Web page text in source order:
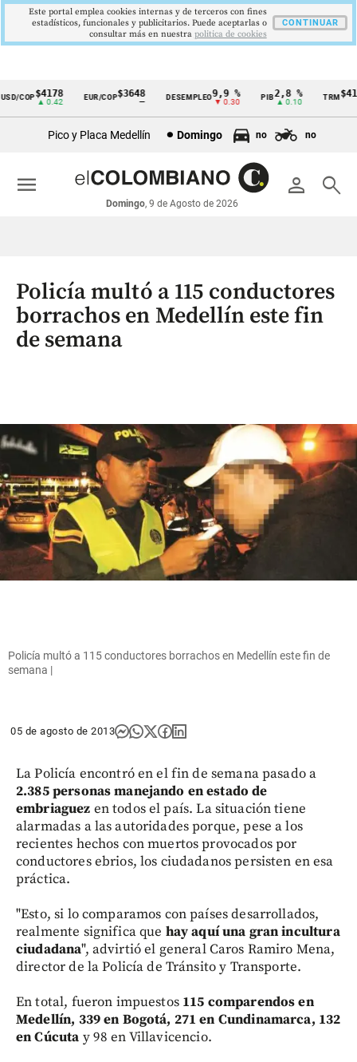
Cintillo
económicos
Colombia
COP$4178
▲ 0.42
EUR/COP$3648 DESEMPLEO9,9 %
▼ 0.30
2,8 %
▲ 0.10
TRM
Pico y Placa Medellín Domingo no no
person search
Domingo, 9 de Agosto de 2026
menu
Policía multó a 115 conductores
borrachos en Medellín este fin
de semana
Policía multó a 115 conductores borrachos en Medellín este fin de
semana |
05 de agosto de 2013
La Policía encontró en el fin de semana pasado a
2.385 personas manejando en estado de
embriaguez en todos el país. La situación tiene
alarmadas a las autoridades porque, pese a los
recientes hechos con muertos provocados por
conductores ebrios, los ciudadanos persisten en esa
práctica.
"Esto, si lo comparamos con países desarrollados,
realmente significa que hay aquí una gran incultura
ciudadana", advirtió el general Caros Ramiro Mena,
director de la Policía de Tránsito y Transporte.
En total, fueron impuestos 115 comparendos en
Medellín, 339 en Bogotá, 271 en Cundinamarca, 132
en Cúcuta y 98 en Villavicencio.
Este portal emplea cookies internas y de terceros con fines
estadísticos, funcionales y publicitarios. Puede aceptarlas o
consultar más en nuestra politica de cookies
CONTINUAR